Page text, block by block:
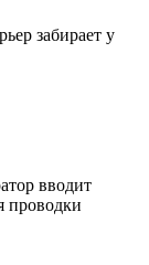
забирает у
вводит
проводки